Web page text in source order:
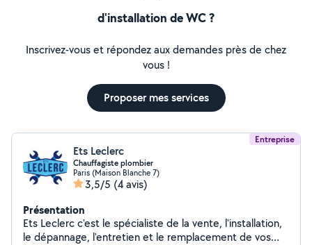
d'installation de WC ?
Inscrivez-vous et répondez aux demandes près de chez
vous !
Proposer mes services
Entreprise
Ets Leclerc
Chauffagiste plombier
Paris (Maison Blanche 7)
3,5/5 (4 avis)
Présentation
Ets Leclerc c'est le spécialiste de la vente, l'installation,
le dépannage, l'entretien et le remplacement de vos